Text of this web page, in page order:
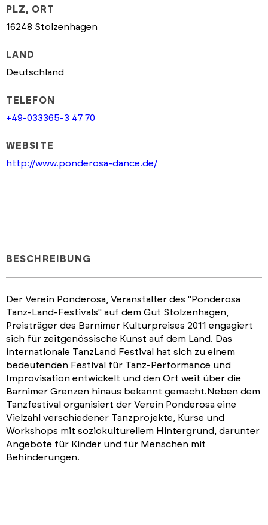
PLZ, ORT
16248 Stolzenhagen
LAND
Deutschland
TELEFON
+49-033365-3 47 70
WEBSITE
http://www.ponderosa-dance.de/
BESCHREIBUNG
Der Verein Ponderosa, Veranstalter des "Ponderosa
Tanz-Land-Festivals" auf dem Gut Stolzenhagen,
Preisträger des Barnimer Kulturpreises 2011 engagiert
sich für zeitgenössische Kunst auf dem Land. Das
internationale TanzLand Festival hat sich zu einem
bedeutenden Festival für Tanz-Performance und
Improvisation entwickelt und den Ort weit über die
Barnimer Grenzen hinaus bekannt gemacht.Neben dem
Tanzfestival organisiert der Verein Ponderosa eine
Vielzahl verschiedener Tanzprojekte, Kurse und
Workshops mit soziokulturellem Hintergrund, darunter
Angebote für Kinder und für Menschen mit
Behinderungen.